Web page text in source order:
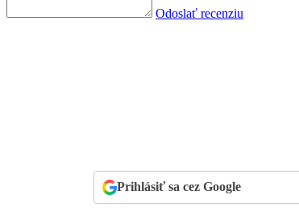
Odoslať recenziu
Prihlásiť sa cez Google